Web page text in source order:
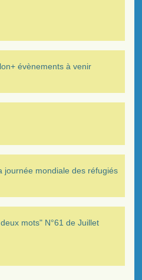
évènements à venir
journée mondiale des réfugiés
mots" N°61 de Juillet